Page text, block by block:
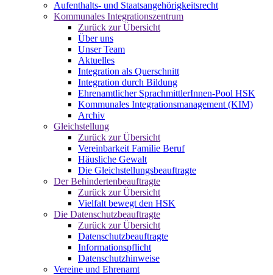
Aufenthalts- und Staatsangehörigkeitsrecht
Kommunales Integrationszentrum
Zurück zur Übersicht
Über uns
Unser Team
Aktuelles
Integration als Querschnitt
Integration durch Bildung
Ehrenamtlicher SprachmittlerInnen-Pool HSK
Kommunales Integrationsmanagement (KIM)
Archiv
Gleichstellung
Zurück zur Übersicht
Vereinbarkeit Familie Beruf
Häusliche Gewalt
Die Gleichstellungsbeauftragte
Der Behindertenbeauftragte
Zurück zur Übersicht
Vielfalt bewegt den HSK
Die Datenschutzbeauftragte
Zurück zur Übersicht
Datenschutzbeauftragte
Informationspflicht
Datenschutzhinweise
Vereine und Ehrenamt